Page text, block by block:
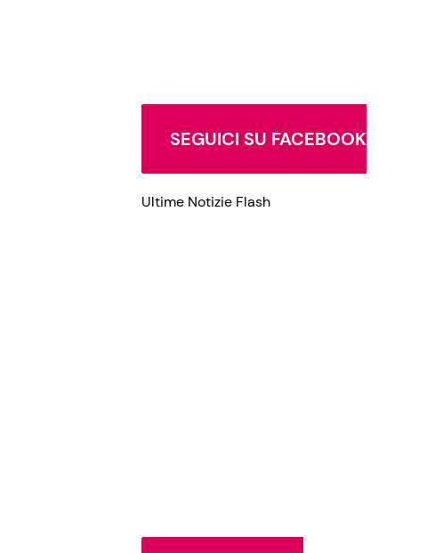
SEGUICI SU FACEBOOK
Ultime Notizie Flash